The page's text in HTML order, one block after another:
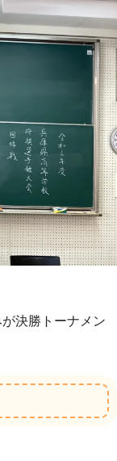
決勝トーナメン